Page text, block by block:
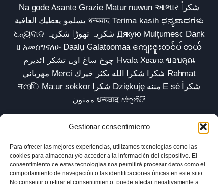
Gestionar consentimiento
Para ofrecer las mejores experiencias, utilizamos tecnologías como las
cookies para almacenar y/o acceder a la información del dispositivo. El
consentimiento de estas tecnologías nos permitirá procesar datos como el
comportamiento de navegación o las identificaciones únicas en este sitio.
No consentir o retirar el consentimiento, puede afectar negativamente a
Na gode Asante Grazie Matur nuwun આભાર شكراً
يسلمو يعطيك العافية धन्यवाद Terima kasih ಧನ್ಯವಾದಗಳು
ଧନ୍ୟବାଦ شکریہ تھوڑا شکریہ Дякую Mulțumesc Dank
u አመሰግናለሁ Daalụ Galatoomaa ကျေးဇူးတင်ပါတယ်
چوخ ساغ اول تشکر ائدیرم Hvala Хвала ขอบคุณ
مهرباني Merci شكرا شكرا الله يكثر خيرك Rahmat
नന്ദि Matur sokkor شكرا Dziękuję مننه Ẹ ṣé شكراً
ممنون धन्यवाद ස්තුතියි
Inicio Biblioteca Parábolas TV
Comunidad
Esencia
Blog Política de privacidad